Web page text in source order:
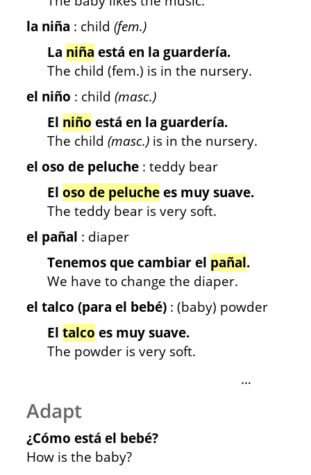
la niña : child (fem.)
La niña está en la guardería.
The child (fem.) is in the nursery.
el niño : child (masc.)
El niño está en la guardería.
The child (masc.) is in the nursery.
el oso de peluche : teddy bear
El oso de peluchees muy suave.
The teddy bear is very soft.
el pañal : diaper
Tenemos que cambiar el pañal.
We have to change the diaper.
el talco (para el bebé) : (baby) powder
El talco es muy suave.
The powder is very soft.
…
Adapt
¿Cómo está el bebé?
How is the baby?